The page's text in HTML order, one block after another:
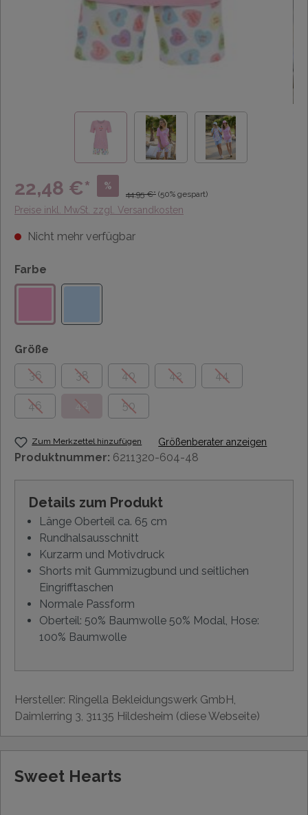
22,48 €* %
44,95 €* (50% gespart)
Preise inkl. MwSt. zzgl. Versandkosten
Nicht mehr verfügbar
Farbe
Größe
36
38 40 42 44
46 48 50
Zum Merkzettel hinzufügen Größenberater anzeigen
Produktnummer: 6211320-604-48
Details zum Produkt
Länge Oberteil ca. 65 cm
Rundhalsausschnitt
Kurzarm und Motivdruck
Shorts mit Gummizugbund und seitlichen
Eingrifftaschen
Normale Passform
Oberteil: 50% Baumwolle 50% Modal, Hose:
100% Baumwolle
Hersteller: Ringella Bekleidungswerk GmbH,
Daimlerring 3, 31135 Hildesheim (diese Webseite)
Sweet Hearts